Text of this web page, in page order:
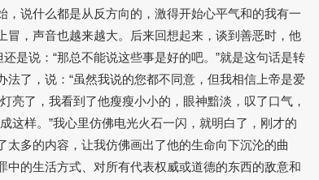
，说什么都是从反方向的，激得开始心平气和的我有一
冒，声音也越来越大。后来回想起来，谈到善恶时，他
是说：“那总不能说这些事是好的吧。”就是这句话是转
了，说：“虽然我说的您都不同意，但我相信上帝是爱
亮了，我看到了他瘦瘦小小的，眼神黯淡，叹了口气，
这样。”我心里仿佛电光火石一闪，就明白了，刚才的
太多的内容，让我仿佛画出了他的生命向下沉沦的曲
中的生活方式、对所有代表权威或道德的东西的敌意和